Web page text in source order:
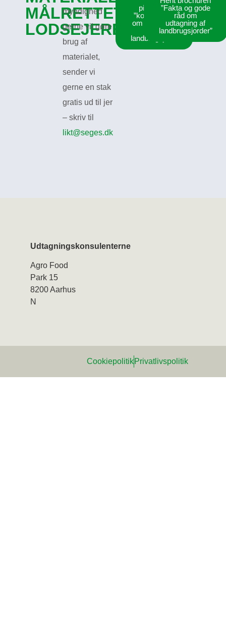
MÅLRETTET
LODSEJERE
myndighed
gerne vil gøre
brug af
materialet,
sender vi
gerne en stak
gratis ud til jer
– skriv til
likt@seges.dk
pixibogen
”kort og godt
om udtagning
landbrugsjord”
”Fakta og gode
råd om
udtagning af
landbrugsjorder”
Udtagningskonsulenterne
Agro Food
Park 15
8200 Aarhus
N
CookiepolitikPrivatlivspolitik